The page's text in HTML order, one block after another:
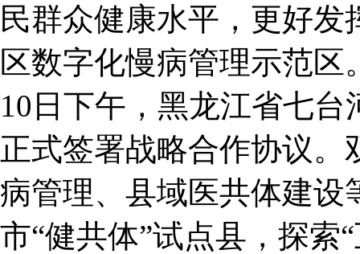
民群众健康水平，更好
区数字化慢病管理示范区
10日下午，黑龙江省七
正式签署战略合作协议
病管理、县域医共体建设
市“健共体”试点县，探索